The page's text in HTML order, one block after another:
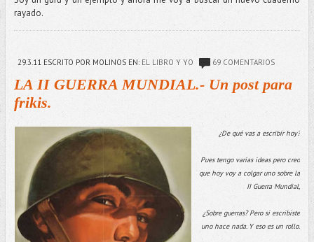
rayado.
29.3.11ESCRITO POR MOLINOS EN: EL LIBRO Y YO 69 COMENTARIOS
LA II GUERRA MUNDIAL.- Un post para
frikis.
¿De qué vas a escribir hoy?
Pues tengo varias ideas pero creo
que hoy voy a colgar uno sobre la
II Guerra Mundial,
¿Sobre guerras? Pero si escribiste
uno hace nada. Y eso es un rollo.